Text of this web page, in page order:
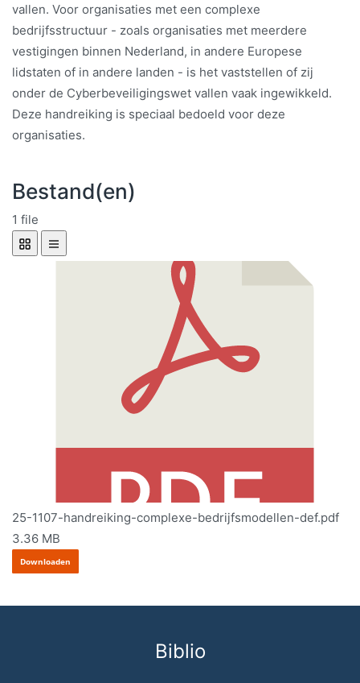
vallen. Voor organisaties met een complexe
bedrijfsstructuur - zoals organisaties met meerdere
vestigingen binnen Nederland, in andere Europese
lidstaten of in andere landen - is het vaststellen of zij
onder de Cyberbeveiligingswet vallen vaak ingewikkeld.
Deze handreiking is speciaal bedoeld voor deze
organisaties.
Bestand(en)
1 file
25-1107-handreiking-complexe-bedrijfsmodellen-def.pdf
3.36 MB
Downloaden
Biblio